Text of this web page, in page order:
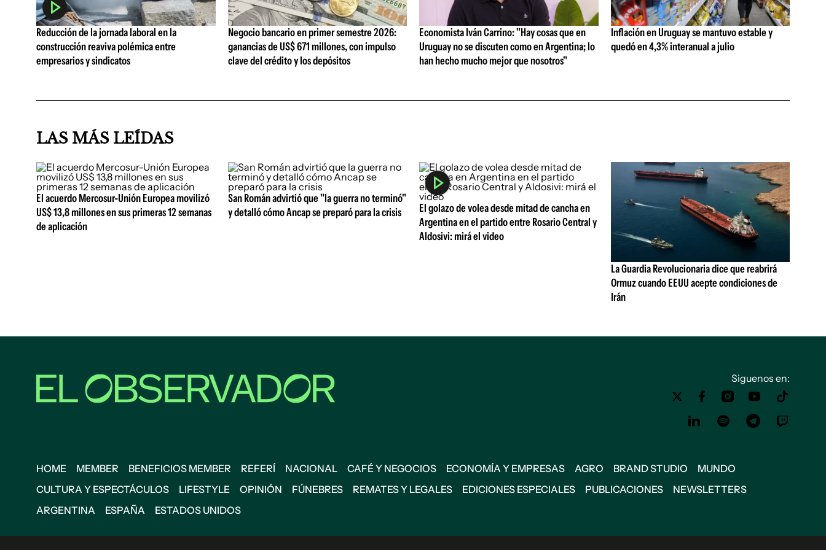
Reducción de la jornada laboral en la
construcción reaviva polémica entre
empresarios y sindicatos
Negocio bancario en primer semestre 2026:
ganancias de US$ 671 millones, con impulso
clave del crédito y los depósitos
Economista Iván Carrino: "Hay cosas que en
Uruguay no se discuten como en Argentina; lo
han hecho mucho mejor que nosotros"
Inflación en Uruguay se mantuvo estable y
quedó en 4,3% interanual a julio
LAS MÁS LEÍDAS
El acuerdo Mercosur-Unión Europea movilizó
US$ 13,8 millones en sus primeras 12 semanas
de aplicación
San Román advirtió que "la guerra no terminó"
y detalló cómo Ancap se preparó para la crisis
El golazo de volea desde mitad de cancha en
Argentina en el partido entre Rosario Central y
Aldosivi: mirá el video
La Guardia Revolucionaria dice que reabrirá
Ormuz cuando EEUU acepte condiciones de
Irán
Siguenos en:
HOME MEMBER BENEFICIOS MEMBER REFERÍ NACIONAL CAFÉ Y NEGOCIOS ECONOMÍA Y EMPRESAS AGRO BRAND STUDIO
MUNDO
CULTURA Y ESPECTÁCULOS
LIFESTYLE OPINIÓN FÚNEBRES REMATES Y LEGALES EDICIONES ESPECIALES PUBLICACIONES
NEWSLETTERS
ARGENTINA
ESPAÑA ESTADOS UNIDOS